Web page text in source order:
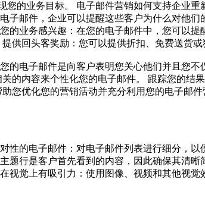
的业务目标。 电子邮件营销如何支持企业
邮件，企业可以提醒这些客户为什么对他
业务感兴趣：在您的电子邮件中，您可以
回头客奖励：您可以提供折扣、免费送货或
电子邮件是向客户表明您关心他们并且您
的内容来个性化您的电子邮件。 跟踪您的结
您优化您的营销活动并充分利用您的电子邮
性的电子邮件：对电子邮件列表进行细分，
行是客户首先看到的内容，因此确保其清
觉上有吸引力：使用图像、视频和其他视